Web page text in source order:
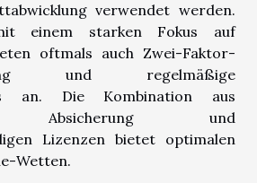
verwendet werden.
einem starken Fokus auf
oftmals auch Zwei-Faktor-
und regelmäßige
an. Die Kombination aus
Absicherung und
Lizenzen bietet optimalen
Wetten.